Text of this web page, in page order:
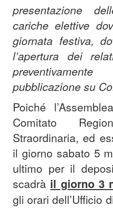
presentazione
cariche elettive
giornata festiva,
l’apertura dei
pubblicazione su
Poiché
Comitato
Straordinaria, ed
il giorno sabato 5
ultimo per il
scadrà il giorno 3
gli orari dell’Ufficio